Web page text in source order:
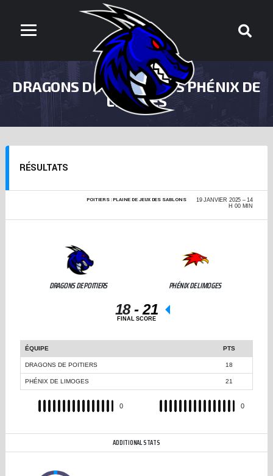
DRAGONS DE POITIERS VS PHÉNIX DE
LIMOGES
RÉSULTATS
POITIERS : PLAINE DE JEUX DES SABLONS 19 JANVIER 2025
14
H 00 MIN
DRAGONS DE POITIERS PHÉNIX DE LIMOGES
18- 21
FINAL SCORE
ÉQUIPE PTS
DRAGONS DE POITIERS 18
PHÉNIX DE LIMOGES 21
0 0
ADDITIONAL STATS